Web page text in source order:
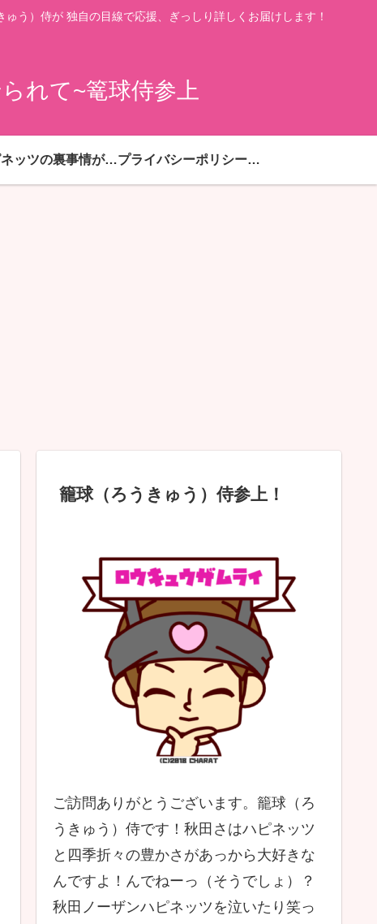
う）侍が 独自の目線で応援、ぎっしり詳しくお届けします！
れて~篭球侍参上
ハピネッツの裏事情が満載 プライバシーポリシー・免責事項
籠球（ろうきゅう）侍参上！
ご訪問ありがとうございます。籠球（ろ
うきゅう）侍です！秋田さはハピネッツ
と四季折々の豊かさがあっから大好きな
んですよ！んでねーっ（そうでしょ）？
秋田ノーザンハピネッツを泣いたり笑っ